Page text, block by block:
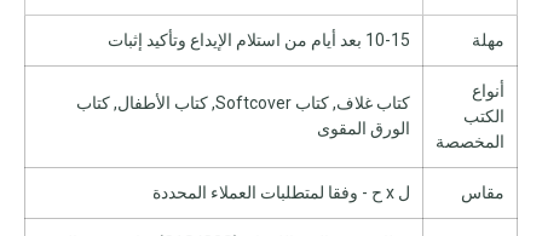
مهلة 10-15 بعد أيام من استلام الإيداع وتأكيد إثبات
أنواع
الكتب
المخصصة
كتاب غلاف, كتاب Softcover, كتاب الأطفال, كتاب
الورق المقوى
مقاس